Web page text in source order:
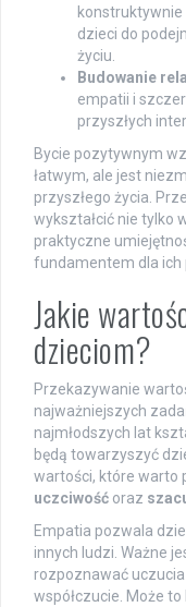
dzieci do
życiu.
Budowanie
empatii i
przyszłych
Bycie pozytywnym
łatwym, ale jest
przyszłego życia.
wykształcić nie tylko
praktyczne
fundamentem dla ich
Jakie
dzieciom?
Przekazywanie
najważniejszych
najmłodszych lat
będą towarzyszyć
wartości, które warto
uczciwość oraz
Empatia pozwala
innych ludzi. Ważne
rozpoznawać
współczucie. Może